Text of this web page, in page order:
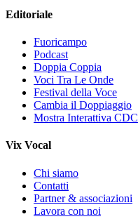
Editoriale
Fuoricampo
Podcast
Doppia Coppia
Voci Tra Le Onde
Festival della Voce
Cambia il Doppiaggio
Mostra Interattiva CDC
Vix Vocal
Chi siamo
Contatti
Partner & associazioni
Lavora con noi